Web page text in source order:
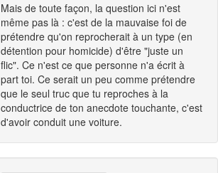
Mais de toute façon, la question ici n'est
même pas là : c'est de la mauvaise foi de
prétendre qu'on reprocherait à un type (en
détention pour homicide) d'être "juste un
flic". Ce n'est ce que personne n'a écrit à
part toi. Ce serait un peu comme prétendre
que le seul truc que tu reproches à la
conductrice de ton anecdote touchante, c'est
d'avoir conduit une voiture.